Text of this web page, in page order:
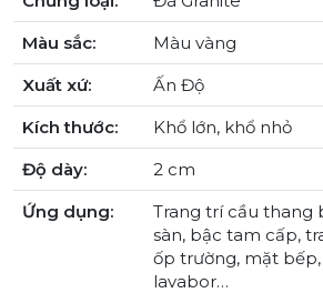
Màu sắc:
Màu vàng
Xuất xứ:
Ấn Độ
Kích thước:
Khổ lớn, khổ nhỏ
Độ dày:
2 cm
Ứng dụng:
Trang trí cầu thang
sàn, bậc tam cấp,
ốp trường, mặt
lavabor…